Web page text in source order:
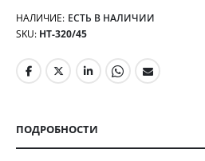
НАЛИЧИЕ: ЕСТЬ В НАЛИЧИИ
SKU НТ-320/45
ПОДРОБНОСТИ